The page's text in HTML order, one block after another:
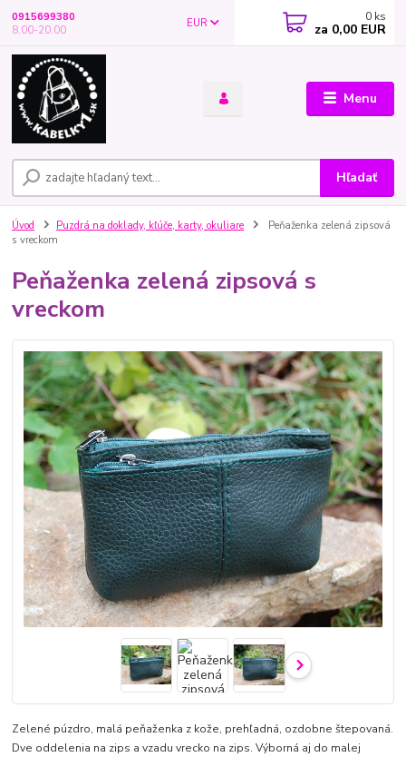
Menu
EUR
Hľadať
0915699380
8.00-20.00
0 ks
za 0,00 EUR
Úvod Puzdrá na doklady, kľúče, karty, okuliare
Peňaženka zelená zipsová
s vreckom
Peňaženka zelená zipsová s
vreckom
Zelené púzdro, malá peňaženka z kože, prehľadná, ozdobne štepovaná.
Dve oddelenia na zips a vzadu vrecko na zips. Výborná aj do malej